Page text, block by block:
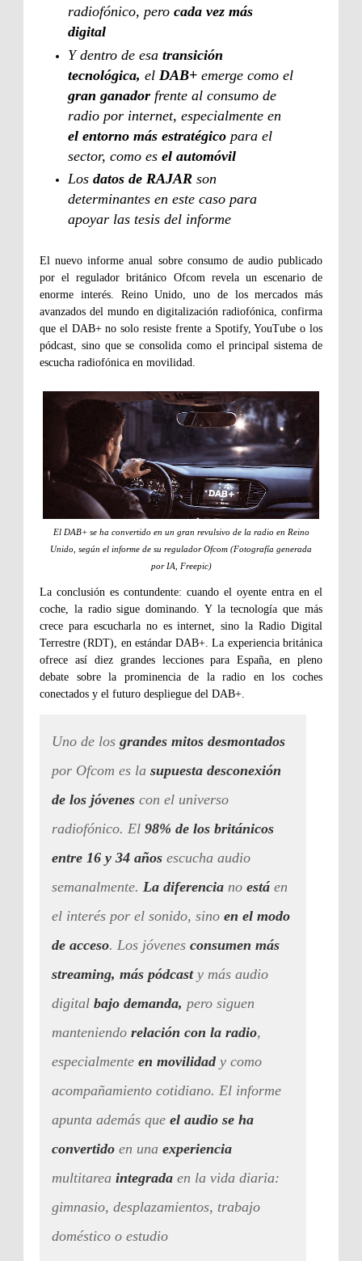
radiofónico, pero cada vez más
digital
Y dentro de esa transición
tecnológica, el DAB+ emerge como el
gran ganador frente al consumo de
radio por internet, especialmente en
el entorno más estratégico para el
sector, como es el automóvil
Los datos de RAJAR son
determinantes en este caso para
apoyar las tesis del informe
El nuevo informe anual sobre consumo de audio publicado
por el regulador británico Ofcom revela un escenario de
enorme interés. Reino Unido, uno de los mercados más
avanzados del mundo en digitalización radiofónica, confirma
que el DAB+ no solo resiste frente a Spotify, YouTube o los
pódcast, sino que se consolida como el principal sistema de
escucha radiofónica en movilidad.
El DAB+ se ha convertido en un gran revulsivo de la radio en Reino
Unido, según el informe de su regulador Ofcom (Fotografía generada
por IA, Freepic)
La conclusión es contundente: cuando el oyente entra en el
coche, la radio sigue dominando. Y la tecnología que más
crece para escucharla no es internet, sino la Radio Digital
Terrestre (RDT), en estándar DAB+. La experiencia británica
ofrece así diez grandes lecciones para España, en pleno
debate sobre la prominencia de la radio en los coches
conectados y el futuro despliegue del DAB+.
Uno de los grandes mitos desmontados
por Ofcom es la supuesta desconexión
de los jóvenes con el universo
radiofónico. El 98% de los británicos
entre 16 y 34 años escucha audio
semanalmente. La diferencia no está en
el interés por el sonido, sino en el modo
de acceso. Los jóvenes consumen más
streaming, más pódcast y más audio
digital bajo demanda, pero siguen
manteniendo relación con la radio,
especialmente en movilidad y como
acompañamiento cotidiano. El informe
apunta además que el audio se ha
convertido en una experiencia
multitarea integrada en la vida diaria:
gimnasio, desplazamientos, trabajo
doméstico o estudio